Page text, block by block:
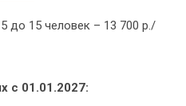
до 15 человек – 13 700 р./
с 01.01.2027: